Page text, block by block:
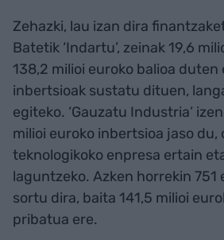
Zehazki, lau izan dira
Batetik ‘Indartu’, zeinak 19,6
138,2 milioi euroko balioa
inbertsioak sustatu dituen,
egiteko. ‘Gauzatu Industria’
milioi euroko inbertsioa jaso du,
teknologikoko enpresa ertain
laguntzeko. Azken horrekin 751
sortu dira, baita 141,5 milioi
pribatua ere.